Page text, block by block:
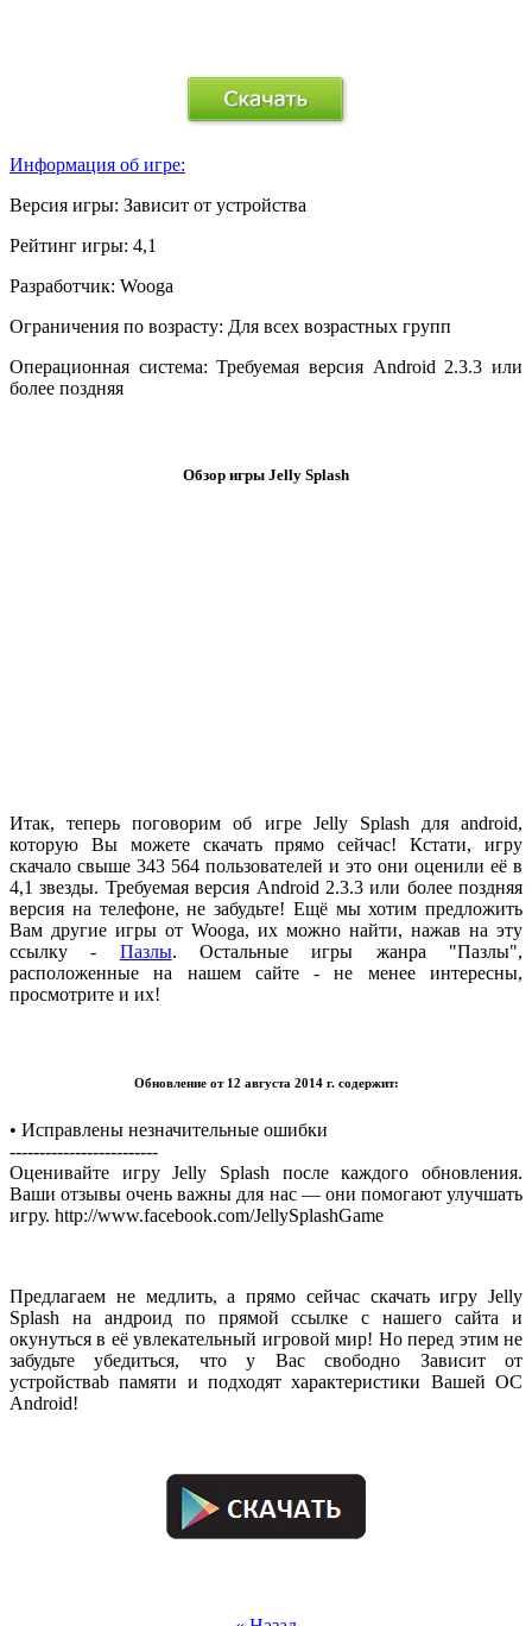
Информация об игре:
Версия игры: Зависит от устройства
Рейтинг игры: 4,1
Разработчик: Wooga
Ограничения по возрасту: Для всех возрастных групп
Операционная система: Требуемая версия Android 2.3.3 или
более поздняя
Обзор игры Jelly Splash
Итак, теперь поговорим об игре Jelly Splash для android,
которую Вы можете скачать прямо сейчас! Кстати, игру
скачало свыше 343 564 пользователей и это они оценили её в
4,1 звезды. Требуемая версия Android 2.3.3 или более поздняя
версия на телефоне, не забудьте! Ещё мы хотим предложить
Вам другие игры от Wooga, их можно найти, нажав на эту
ссылку - Пазлы. Остальные игры жанра "Пазлы",
расположенные на нашем сайте - не менее интересны,
просмотрите и их!
Обновление от 12 августа 2014 г. содержит:
• Исправлены незначительные ошибки
-------------------------
Оценивайте игру Jelly Splash после каждого обновления.
Ваши отзывы очень важны для нас — они помогают улучшать
игру. http://www.facebook.com/JellySplashGame
Предлагаем не медлить, а прямо сейчас скачать игру Jelly
Splash на андроид по прямой ссылке с нашего сайта и
окунуться в её увлекательный игровой мир! Но перед этим не
забудьте убедиться, что у Вас свободно Зависит от
устройстваb памяти и подходят характеристики Вашей OC
Android!